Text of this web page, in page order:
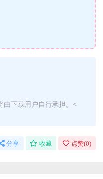
由下载用户自行承担。<
分享 收藏 点赞(0)